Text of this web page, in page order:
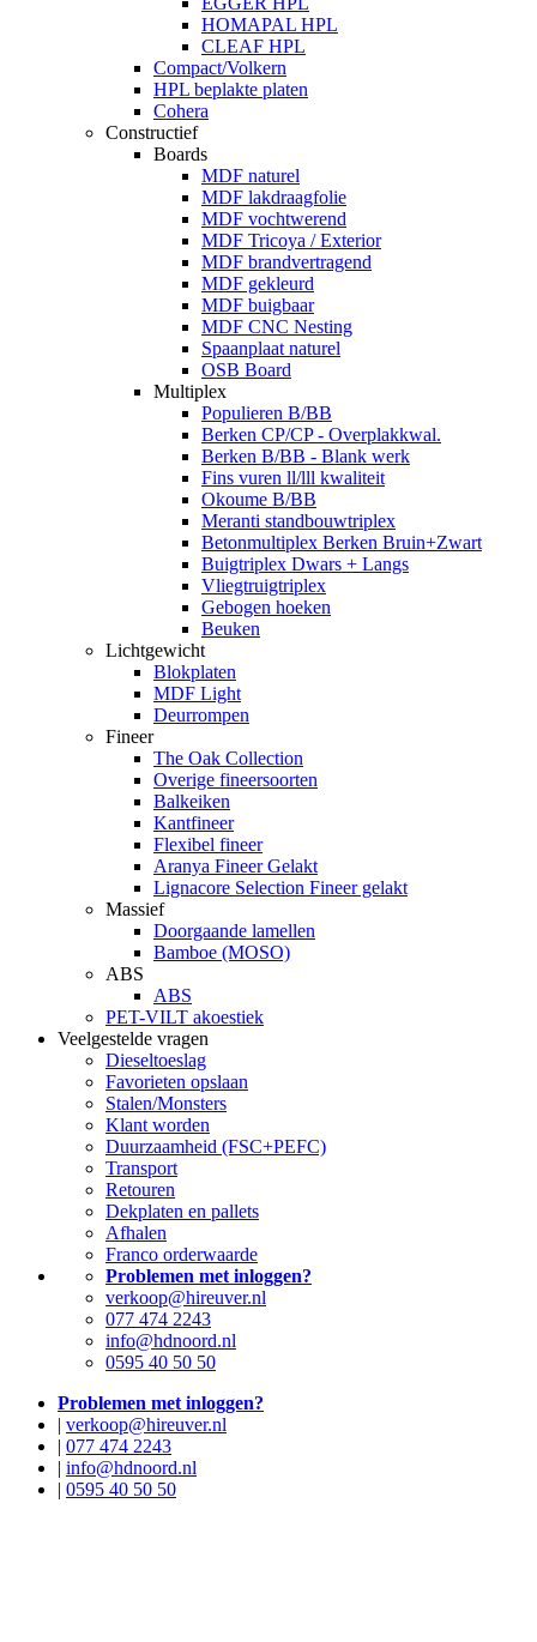
HOMAPAL HPL
CLEAF HPL
Compact/Volkern
HPL beplakte platen
Cohera
Constructief
Boards
MDF naturel
MDF lakdraagfolie
MDF vochtwerend
MDF Tricoya / Exterior
MDF brandvertragend
MDF gekleurd
MDF buigbaar
MDF CNC Nesting
Spaanplaat naturel
OSB Board
Multiplex
Populieren B/BB
Berken CP/CP - Overplakkwal.
Berken B/BB - Blank werk
Fins vuren ll/lll kwaliteit
Okoume B/BB
Meranti standbouwtriplex
Betonmultiplex Berken Bruin+Zwart
Buigtriplex Dwars + Langs
Vliegtruigtriplex
Gebogen hoeken
Beuken
Lichtgewicht
Blokplaten
MDF Light
Deurrompen
Fineer
The Oak Collection
Overige fineersoorten
Balkeiken
Kantfineer
Flexibel fineer
Aranya Fineer Gelakt
Lignacore Selection Fineer gelakt
Massief
Doorgaande lamellen
Bamboe (MOSO)
ABS
ABS
PET-VILT akoestiek
Veelgestelde vragen
Dieseltoeslag
Favorieten opslaan
Stalen/Monsters
Klant worden
Duurzaamheid (FSC+PEFC)
Transport
Retouren
Dekplaten en pallets
Afhalen
Franco orderwaarde
Problemen met inloggen?
verkoop@hireuver.nl
077 474 2243
info@hdnoord.nl
0595 40 50 50
Problemen met inloggen?
| verkoop@hireuver.nl
| 077 474 2243
| info@hdnoord.nl
| 0595 40 50 50